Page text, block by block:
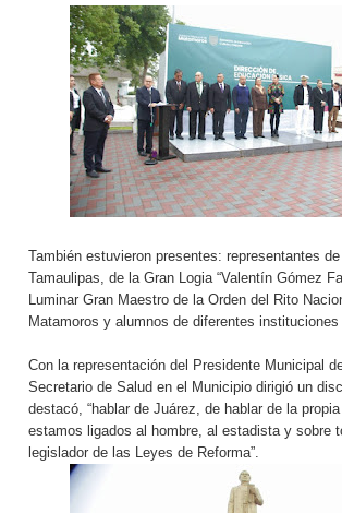
También estuvieron presentes: representantes
Tamaulipas, de la Gran Logia “Valentín Gómez
Luminar Gran Maestro de la Orden del Rito
Matamoros y alumnos de diferentes
Con la representación del Presidente Municipal
Secretario de Salud en el Municipio dirigió un
destacó, “hablar de Juárez, de hablar de la
estamos ligados al hombre, al estadista y sobre
legislador de las Leyes de Reforma”.